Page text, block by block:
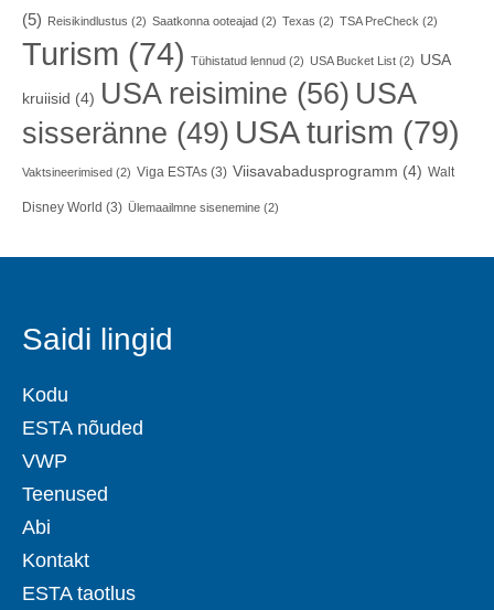
(5)
Reisikindlustus (2) Saatkonna ooteajad (2) Texas (2) TSA PreCheck (2)
Turism (74) Tühistatud lennud (2) USA Bucket List (2) USA
kruiisid (4) USA reisimine (56) USA
sisseränne (49) USA turism (79)
Vaktsineerimised (2) Viga ESTAs (3) Viisavabadusprogramm (4) Walt
Disney World (3) Ülemaailmne sisenemine (2)
Saidi lingid
Kodu
ESTA nõuded
VWP
Teenused
Abi
Kontakt
ESTA taotlus